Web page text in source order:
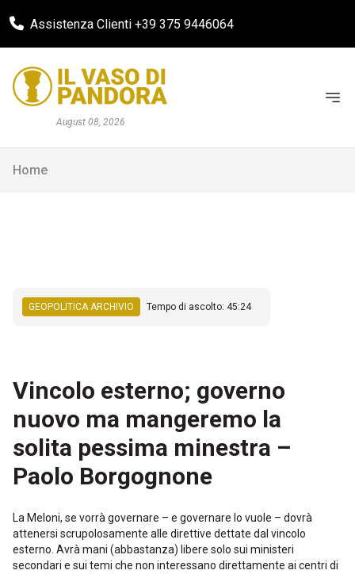
Assistenza Clienti +39 375 9446064
August 08, 2026
Home
GEOPOLITICA ARCHIVIO Tempo di ascolto: 45:24
Vincolo esterno; governo
nuovo ma mangeremo la
solita pessima minestra –
Paolo Borgognone
La Meloni, se vorrà governare – e governare lo vuole – dovrà
attenersi scrupolosamente alle direttive dettate dal vincolo
esterno. Avrà mani (abbastanza) libere solo sui ministeri
secondari e sui temi che non interessano direttamente ai centri di